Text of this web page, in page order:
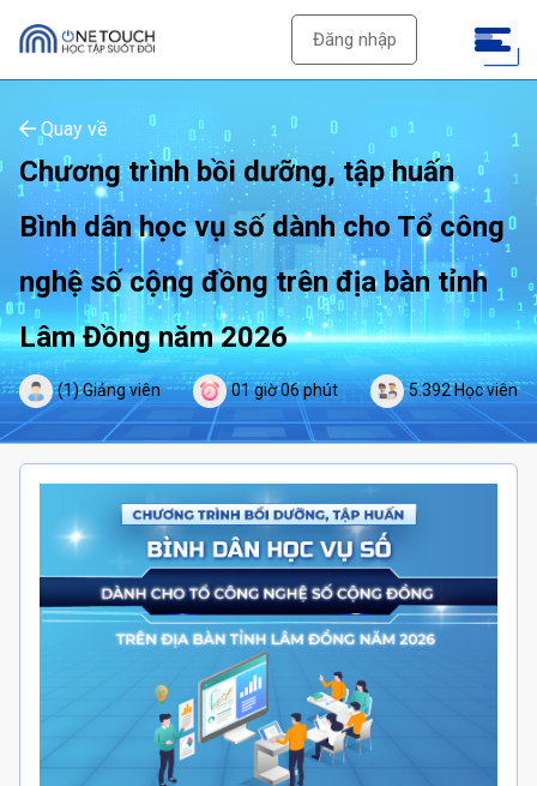
Đăng nhập
Quay về
Chương trình bồi dưỡng, tập huấn
Bình dân học vụ số dành cho Tổ công
nghệ số cộng đồng trên địa bàn tỉnh
Lâm Đồng năm 2026
(1) Giảng viên 01 giờ 06 phút 5.392 Học viên